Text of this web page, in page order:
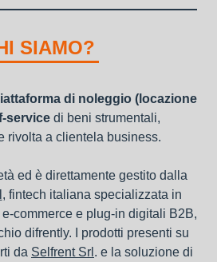
da parte della stessa.
vengono considerati un servizio. I
deducibili ai fini IRES e IRAP
SIAMO?
di noleggio (locazione
servicedi beni strumentali,
rivolta a clientela business.
ed è direttamente gestito dalla
, fintech italiana specializzata in
commerce e plug-in digitali B2B,
difrently. I prodotti presenti su
da Selfrent Srl . e la soluzione di